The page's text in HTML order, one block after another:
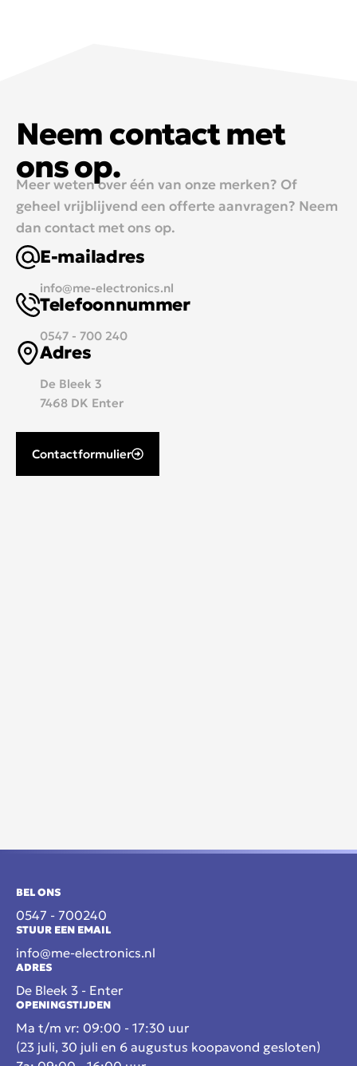
Neem contact met
ons op.
Meer weten over één van onze merken? Of
geheel vrijblijvend een offerte aanvragen? Neem
dan contact met ons op.
E-mailadres
info@me-electronics.nl
Telefoonnummer
0547 - 700 240
Adres
De Bleek 3
7468 DK Enter
Contactformulier
BEL ONS
0547 - 700240
STUUR EEN EMAIL
info@me-electronics.nl
ADRES
De Bleek 3 - Enter
OPENINGSTIJDEN
Ma t/m vr: 09:00 - 17:30 uur
(23 juli, 30 juli en 6 augustus koopavond gesloten)